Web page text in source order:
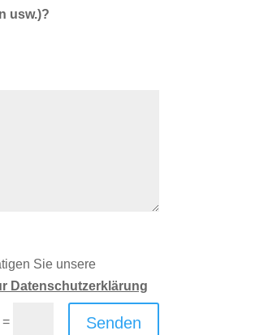
usw.)?
Sie unsere
Datenschutzerklärung
= Senden